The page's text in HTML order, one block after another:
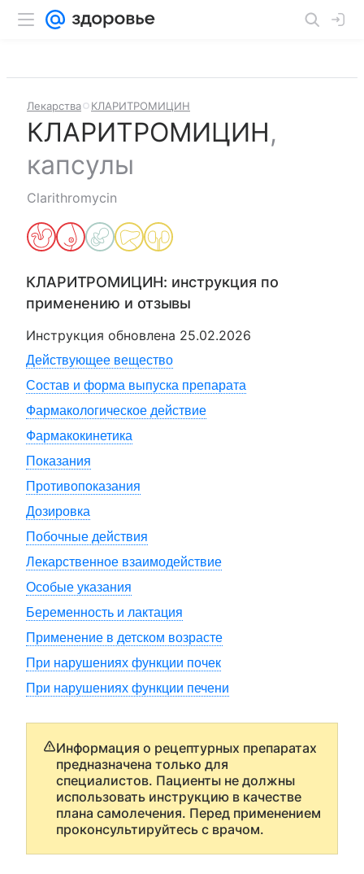
Лекарства КЛАРИТРОМИЦИН
КЛАРИТРОМИЦИН,
капсулы
Clarithromycin
КЛАРИТРОМИЦИН: инструкция по
применению и отзывы
Инструкция обновлена 25.02.2026
Действующее вещество
Состав и форма выпуска препарата
Фармакологическое действие
Фармакокинетика
Показания
Противопоказания
Дозировка
Побочные действия
Лекарственное взаимодействие
Особые указания
Беременность и лактация
Применение в детском возрасте
При нарушениях функции почек
При нарушениях функции печени
Информация о рецептурных препаратах
предназначена только для
специалистов. Пациенты не должны
использовать инструкцию в качестве
плана самолечения. Перед применением
проконсультируйтесь с врачом.